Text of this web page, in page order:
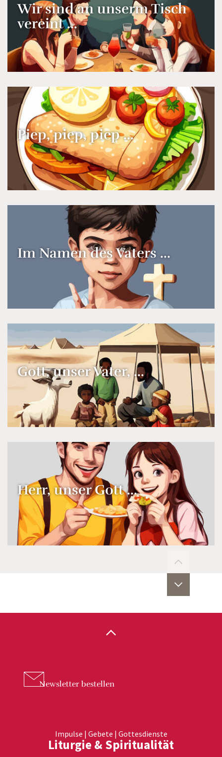
Wir sind an unserm Tisch
vereint ...
Piep, piep, piep ...
Im Namen des Vaters ...
Gott, unser Vater, ...
Herr, unser Gott ...
Newsletter bestellen
Impulse | Gebete | Gottesdienste
Liturgie & Spiritualität